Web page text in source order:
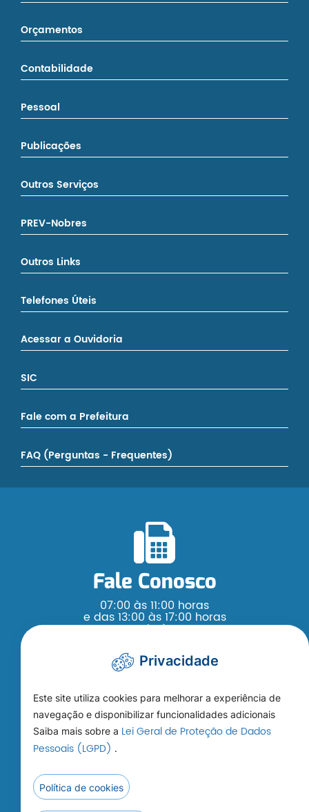
Orçamentos
Contabilidade
Pessoal
Publicações
Outros Serviços
PREV-Nobres
Outros Links
Telefones Úteis
Acessar a Ouvidoria
SIC
Fale com a Prefeitura
FAQ (Perguntas - Frequentes)
Fale Conosco
07:00 às 11:00 horas
e das 13:00 às 17:00 horas
Segunda à Sexta
(65) 3376 - 4200
Como Chegar
Rua Ludgardes Hoffmann Riedi, s/n,
Jardim Paraná Cep: 78.460-000
Prefeitura Municipal de Nobres - MT
Privacidade
Este site utiliza cookies para melhorar a experiência de
navegação e disponibilizar funcionalidades adicionais
Saiba mais sobre a Lei Geral de Proteção de Dados
Pessoais (LGPD) .
Política de cookies